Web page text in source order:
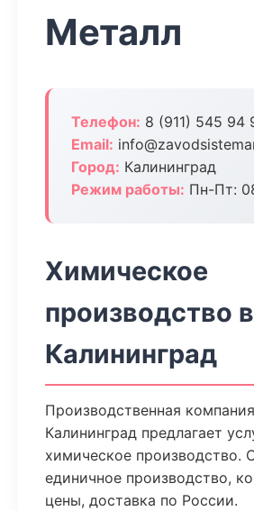
Металл
Телефон: 8 (911) 545 94
Email:
Город: Калининград
Режим работы: Пн-Пт:
Химическое
производство в
Калининград
Производственная
Калининград предлагает
химическое производство.
единичное производство,
цены, доставка по России.